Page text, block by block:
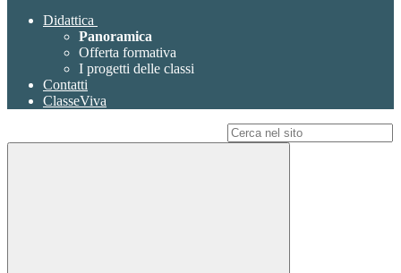
Didattica
Panoramica
Offerta formativa
I progetti delle classi
Contatti
ClasseViva